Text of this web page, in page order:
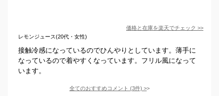
価格と在庫を楽天でチェック >>
レモンジュース(20代・女性)
接触冷感になっているのでひんやりとしています。薄手に
なっているので着やすくなっています。フリル風になって
います。
全てのおすすめコメント (3件) >